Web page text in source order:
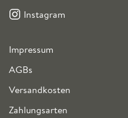
Instagram
Impressum
AGBs
Versandkosten
Zahlungsarten